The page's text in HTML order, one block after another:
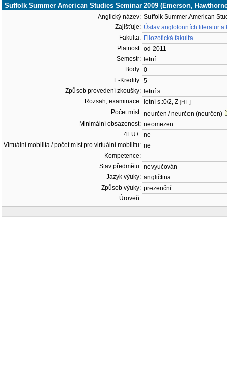
Suffolk Summer American Studies Seminar 2009 (Emerson,
Anglický název: Suffolk Summer American
Zajišťuje: Ústav anglofonních literatur a
Fakulta: Filozofická fakulta
Platnost: od 2011
Semestr:
letní
Body: 0
E-Kredity: 5
Způsob provedení zkoušky:
letní s.:
Rozsah, examinace:
letní s.:0/2, Z [HT]
Počet míst: neurčen / neurčen (neurčen)
Minimální obsazenost: neomezen
4EU+: ne
Virtuální mobilita / počet míst pro virtuální mobilitu: ne
Kompetence:
Stav předmětu: nevyučován
Jazyk výuky: angličtina
Způsob výuky: prezenční
Úroveň: